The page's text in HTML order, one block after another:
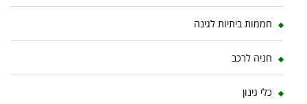
חממות ביתיות לגינה
חניה לרכב
כלי גינון